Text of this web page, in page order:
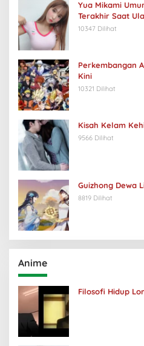
Yua Mikami
Terakhir Saat
10347 Dilihat
Perkembangan
Kini
10321 Dilihat
Kisah Kelam
9566 Dilihat
Guizhong Dewa
8819 Dilihat
Anime
Filosofi Hidup